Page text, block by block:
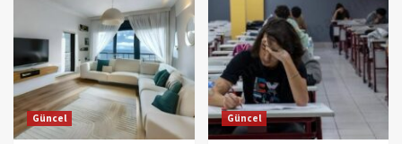
Güncel Güncel